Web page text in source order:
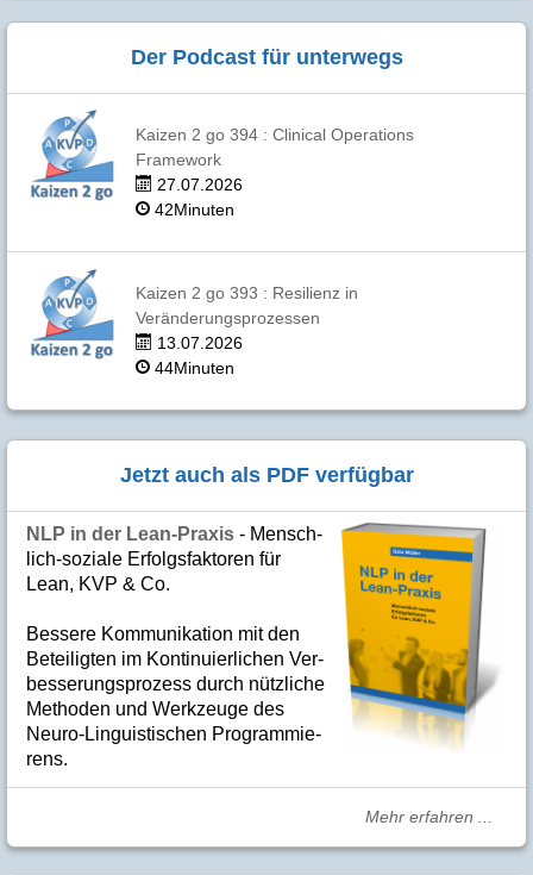
Der Podcast für unterwegs
Kaizen 2 go 394 : Clinical Operations
Framework
27.07.2026
42Minuten
Kaizen 2 go 393 : Resilienz in
Veränderungsprozessen
13.07.2026
44Minuten
Jetzt auch als PDF verfügbar
NLP in der Lean-Praxis - Mensch­
lich-soziale Er­folgs­fak­to­ren für
Lean, KVP & Co.
Bes­se­re Kom­­mu­­ni­ka­tion mit den
Betei­lig­ten im Kon­ti­nuier­li­chen Ver­
bes­se­rungs­­pro­­zess durch nütz­­liche
Me­­tho­­den und Werk­­zeuge des
Neuro-Linguis­­ti­schen Pro­­gram­­mie­­
rens.
Mehr erfahren ...